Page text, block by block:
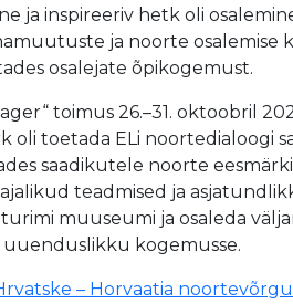
ja inspireeriv hetk oli
ja noorte osalemise
osalejate õpikogemust.
toimus 26.–31. oktoobril
toetada ELi noortedialoogi
saadikutele noorte
teadmised ja
muuseumi ja osaleda
kogemusse.
– Horvaatia